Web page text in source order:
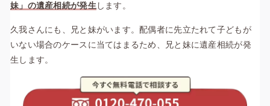
妹」の遺産相続が発生 します。
久我さんにも、兄と妹がいます。配偶者に先立たれて子どもが
いない場合のケースに当てはまるため、兄と妹に遺産相続が発
生します。